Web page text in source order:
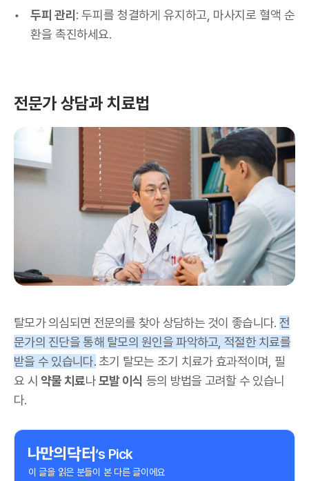
두피 관리 : 두피를 청결하게 유지하고, 마사지로 혈액 순
환을 촉진하세요.
전문가 상담과 치료법
탈모가 의심되면 전문의를 찾아 상담하는 것이 좋습니다. 전
문가의 진단을 통해 탈모의 원인을 파악하고, 적절한 치료를
받을 수 있습니다.초기 탈모는 조기 치료가 효과적이며, 필
요 시 약물 치료나모발 이식 등의 방법을 고려할 수 있습니
다.
‘s Pick
이 글을 읽은 분들이 본 다른 글이에요